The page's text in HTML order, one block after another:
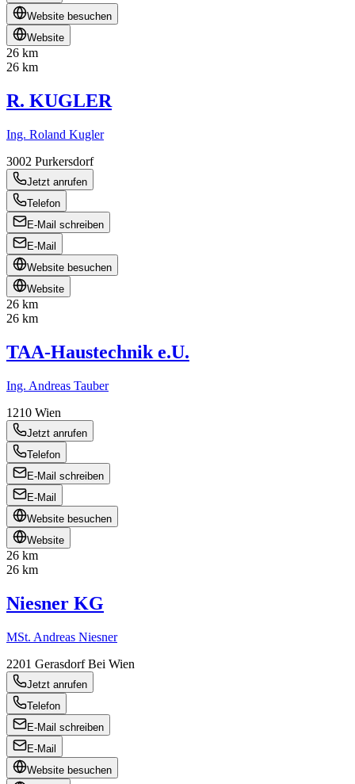
Website besuchen
Website
26 km
26 km
R. KUGLER
Ing. Roland Kugler
3002 Purkersdorf
Jetzt anrufen
Telefon
E-Mail schreiben
E-Mail
Website besuchen
Website
26 km
26 km
TAA-Haustechnik e.U.
Ing. Andreas Tauber
1210 Wien
Jetzt anrufen
Telefon
E-Mail schreiben
E-Mail
Website besuchen
Website
26 km
26 km
Niesner KG
MSt. Andreas Niesner
2201 Gerasdorf Bei Wien
Jetzt anrufen
Telefon
E-Mail schreiben
E-Mail
Website besuchen